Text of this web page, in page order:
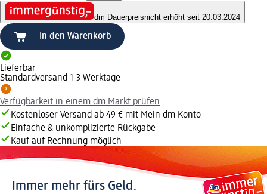
dm Dauerpreisnicht erhöht seit 20.03.2024
In den Warenkorb
Lieferbar
Standardversand 1-3 Werktage
Verfügbarkeit in einem dm Markt prüfen
Kostenloser Versand ab 49 € mit Mein dm Konto
Einfache & unkomplizierte Rückgabe
Kauf auf Rechnung möglich
Immer mehr fürs Geld.